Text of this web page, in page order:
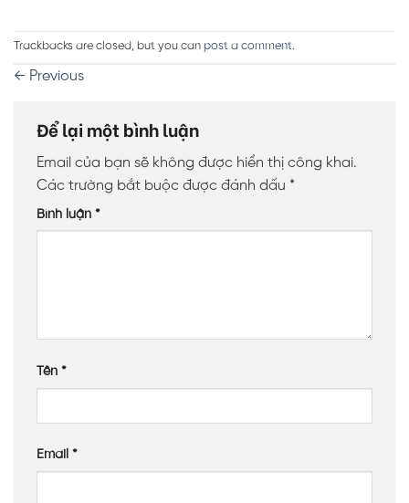
Trackbacks are closed, but you can post a comment.
← Previous
Để lại một bình luận
Email của bạn sẽ không được hiển thị công khai.
Các trường bắt buộc được đánh dấu *
Bình luận *
Tên *
Email *